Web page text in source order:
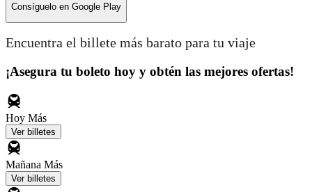
Consíguelo en Google Play
Encuentra el billete más barato para tu viaje
¡Asegura tu boleto hoy y obtén las mejores ofertas!
Hoy Más
Ver billetes
Mañana Más
Ver billetes